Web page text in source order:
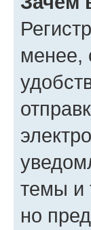
менее,
темы и
но